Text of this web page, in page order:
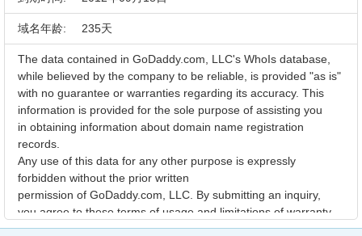
域名年龄: 235天
The data contained in GoDaddy.com, LLC's WhoIs database,
while believed by the company to be reliable, is provided "as is"
with no guarantee or warranties regarding its accuracy. This
information is provided for the sole purpose of assisting you
in obtaining information about domain name registration
records.
Any use of this data for any other purpose is expressly
forbidden without the prior written
permission of GoDaddy.com, LLC. By submitting an inquiry,
you agree to these terms of usage and limitations of warranty.
In particular,